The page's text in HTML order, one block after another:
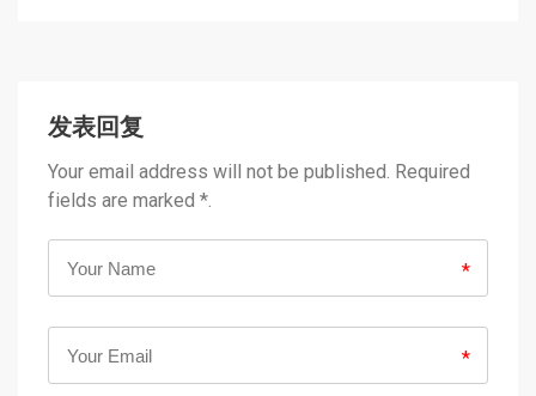
发表回复
Your email address will not be published. Required
fields are marked *.
*
*